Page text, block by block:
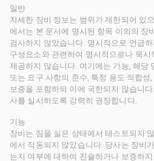
일반
자세한 장비 정보는 범위가 제한되어 있
에서는 본 문서에 명시된 항목 이외의 장
검사하지 않았습니다. 명시적으로 언급
구성요소와 관련하여 명시적으로나 묵
제공하지 않습니다. 여기에는 기능, 해당
또는 요구 사항의 준수, 특정 용도 적합
보증을 포함하되 이에 국한되지 않습니
사를 실시하도록 강력히 권장합니다.
기능
장비는 짐을 실은 상태에서 테스트되지
에서 작동되지 않았습니다. 당사는 장비
는지 여부에 대하여 진술하거나 보증하